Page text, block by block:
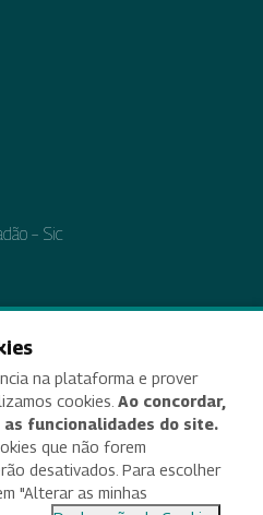
– Sic
na plataforma e prover
cookies. Ao concordar,
funcionalidades do site.
que não forem
desativados. Para escolher
"Alterar as minhas